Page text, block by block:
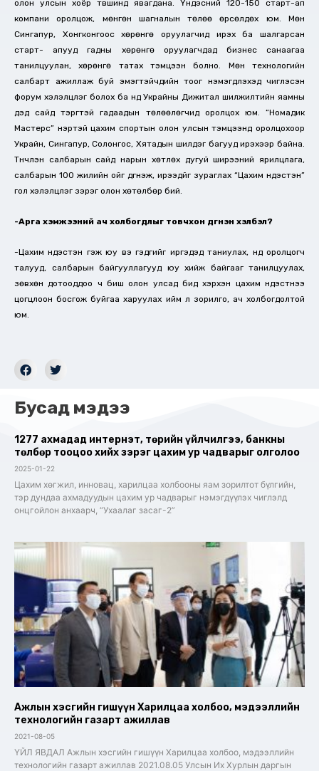
олон улсын хоёр түвшинд явагдана. Үндэсний 120-150 старт-ап
компани оролцож, мөнгөн шагналын төлөө өрсөлдөх юм. Мөн
Сингапур, Хонгконгоос хөрөнгө оруулагчид ирэх ба шалгарсан
старт- апууд гадны хөрөнгө оруулагчдад бизнес санаагаа
танилцуулан, хөрөнгө татах тэмцээн болно. Мөн технологийн
салбарт ажиллаж буй эмэгтэйчүүдийн тоог нэмэгдүүлэхэд чиглэсэн
форум хэлэлцүүлэг болох ба үүнд Украйны Дижитал шилжилтийн яамны
дэд сайд тэргүүтэй гадаадын төлөөлөгчид оролцох юм. “Номадик
Мастерс” нэртэй цахим спортын олон улсын тэмцээнд оролцохоор
Украйн, Сингапур, Солонгос, Хятадын шилдэг багууд ирэхээр байна.
Түүнчлэн салбарын сайд нарын хөтлөх дугуй ширээний ярилцлага,
салбарын 100 жилийн ойг дүгнэж, ирээдүйг зураглах “Цахим үндэстэн”
гол хэлэлцүүлэг зэрэг олон хөтөлбөр бий.
-Арга хэмжээний ач холбогдлыг товчхон дүгнэн хэлбэл?
-Цахим үндэстэн гэж юу вэ гэдгийг иргэдэд таниулах, үүнд оролцогч
талууд, салбарын байгууллагууд юу хийж байгааг танилцуулах,
зөвхөн дотооддоо ч биш олон улсад бид хэрхэн цахим үндэстнээ
цогцлоон босгож буйгаа харуулах ийм л зорилго, ач холбогдолтой
юм. ​
Бусад мэдээ
1277 ахмадад интернэт, төрийн үйлчилгээ, банкны
төлбөр тооцоо хийх зэрэг цахим ур чадварыг олголоо
2025-01-22
Цахим хөгжил, инновац, харилцаа холбооны яам зорилтот бүлгийн,
тэр дундаа ахмадуудын цахим ур чадварыг нэмэгдүүлэх чиглэлд
онцгойлон анхаарч, “Ухаалаг засаг-2”
Ажлын хэсгийн гишүүн Харилцаа холбоо, мэдээллийн
технологийн газарт ажиллав
2021-08-05
ҮЙЛ ЯВДАЛ Ажлын хэсгийн гишүүн Харилцаа холбоо, мэдээллийн
технологийн газарт ажиллав 2021.08.05 Улсын Их Хурлын даргын